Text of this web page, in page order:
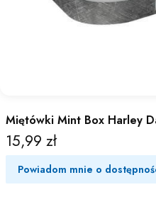
Miętówki Mint Box Harley
Cena
15,99 zł
Powiadom mnie o